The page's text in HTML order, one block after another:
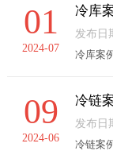
01
2024-07
冷库
发布日
冷库案
09
2024-06
冷链
发布日
冷链案